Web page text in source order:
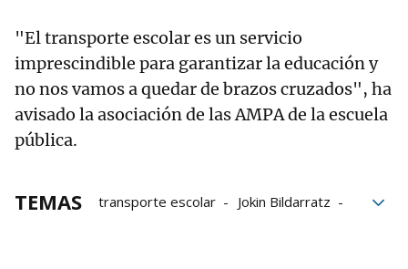
"El transporte escolar es un servicio
imprescindible para garantizar la educación y
no nos vamos a quedar de brazos cruzados", ha
avisado la asociación de las AMPA de la escuela
pública.
TEMAS transporte escolar
Jokin Bildarratz